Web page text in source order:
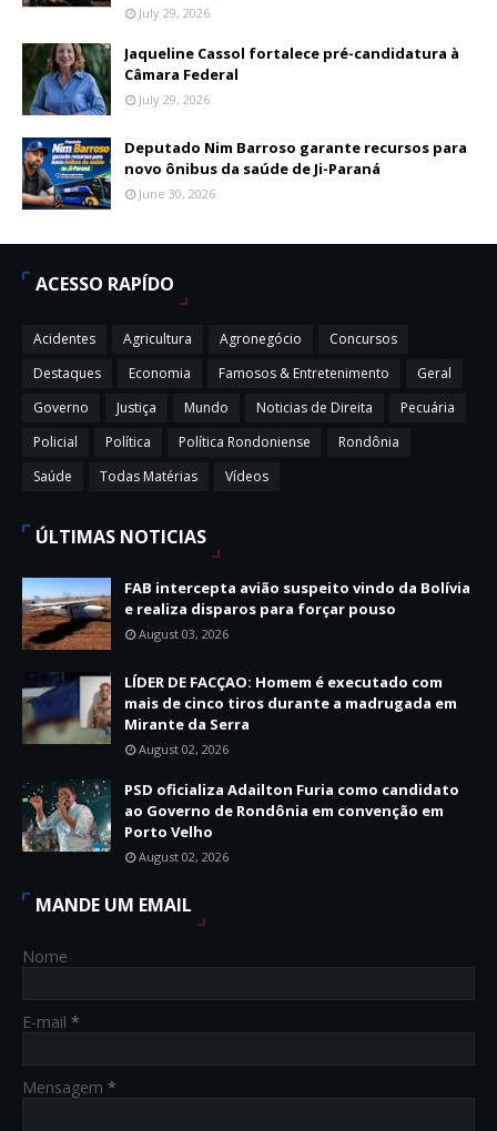
July 29, 2026
Jaqueline Cassol fortalece pré-candidatura à
Câmara Federal
July 29, 2026
Deputado Nim Barroso garante recursos para
novo ônibus da saúde de Ji-Paraná
June 30, 2026
ACESSO RAPÍDO
Acidentes Agricultura Agronegócio
Concursos
Destaques
Economia Famosos & Entretenimento
Geral
Governo
Justiça Mundo Noticias de Direita
Pecuária
Policial
Política Política Rondoniense
Rondônia
Saúde
Todas Matérias Vídeos
ÚLTIMAS NOTICIAS
FAB intercepta avião suspeito vindo da Bolívia
e realiza disparos para forçar pouso
August 03, 2026
LÍDER DE FACÇAO: Homem é executado com
mais de cinco tiros durante a madrugada em
Mirante da Serra
August 02, 2026
PSD oficializa Adailton Furia como candidato
ao Governo de Rondônia em convenção em
Porto Velho
August 02, 2026
MANDE UM EMAIL
Nome
E-mail *
Mensagem *